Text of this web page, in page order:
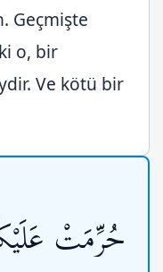
Geçmişte
o, bir
Ve kötü bir
حُرِّمَتْ